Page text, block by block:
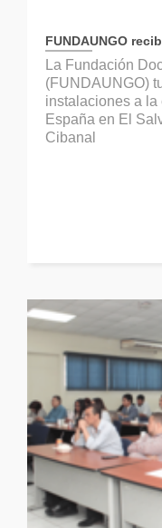
FUNDAUNGO
La Fundación
(FUNDAUNGO)
instalaciones a
España en El
Cibanal